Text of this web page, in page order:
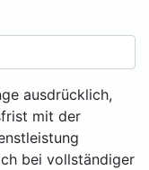
ausdrücklich,
mit der
bei vollständiger